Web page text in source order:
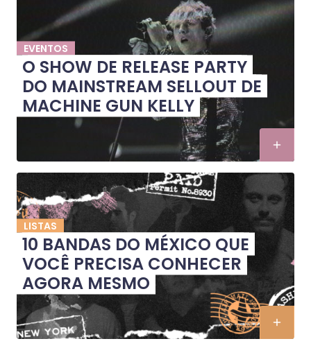
EVENTOS
O SHOW DE RELEASE PARTY
DO MAINSTREAM SELLOUT DE
MACHINE GUN KELLY
LISTAS
10 BANDAS DO MÉXICO QUE
VOCÊ PRECISA CONHECER
AGORA MESMO